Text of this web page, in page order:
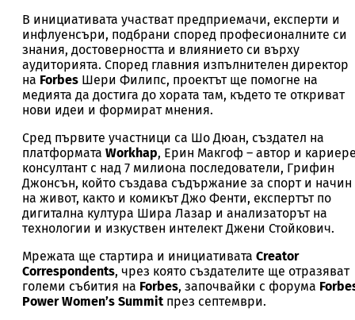
В инициативата участват предприемачи, експерти и
инфлуенсъри, подбрани според професионалните си
знания, достоверността и влиянието си върху
аудиторията. Според главния изпълнителен директор
на Forbes Шери Филипс, проектът ще помогне на
медията да достига до хората там, където те откриват
нови идеи и формират мнения.
Сред първите участници са Шо Дюан, създател на
платформата Workhap, Ерин Макгоф – автор и
консултант с над 7 милиона последователи, Грифин
Джонсън, който създава съдържание за спорт и начин
на живот, както и комикът Джо Фенти, експертът по
дигитална култура Шира Лазар и анализаторът на
технологии и изкуствен интелект Джени Стойкович.
Мрежата ще стартира и инициативата Creator
Correspondents, чрез която създателите ще отразяват
големи събития на Forbes, започвайки с форума
Power Women’s Summitпрез септември.